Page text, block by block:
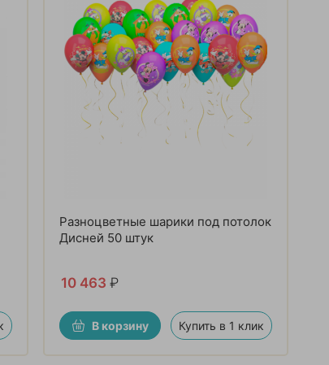
Разноцветные шарики под потолок
Дисней 50 штук
10 463 ₽
В корзину Купить в 1 клик